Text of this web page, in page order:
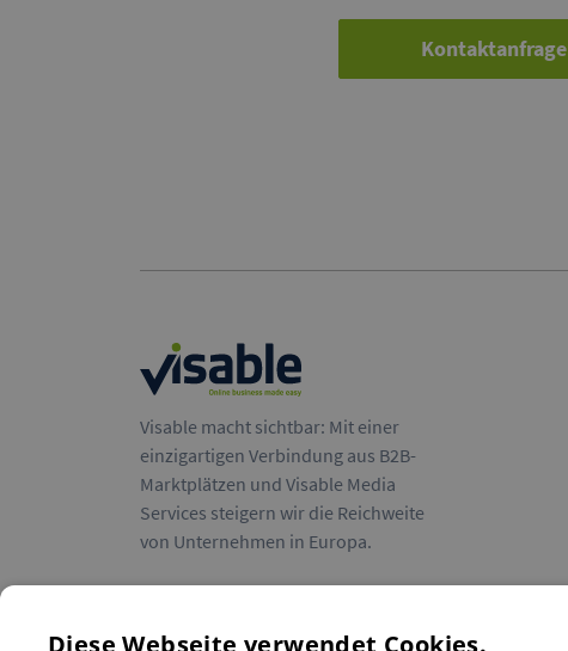
Kontaktanfrage
Visable macht sichtbar: Mit einer
einzigartigen Verbindung aus B2B-
Marktplätzen und Visable Media
Services steigern wir die Reichweite
von Unternehmen in Europa.
Diese Webseite verwendet Cookies.